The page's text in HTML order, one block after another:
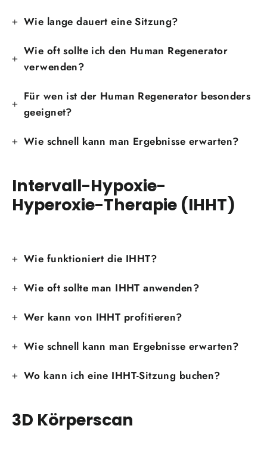
Wie lange dauert eine Sitzung?
Wie oft sollte ich den Human Regenerator
verwenden?
Für wen ist der Human Regenerator besonders
geeignet?
Wie schnell kann man Ergebnisse erwarten?
Intervall-Hypoxie-
Hyperoxie-Therapie (IHHT)
Wie funktioniert die IHHT?
Wie oft sollte man IHHT anwenden?
Wer kann von IHHT profitieren?
Wie schnell kann man Ergebnisse erwarten?
Wo kann ich eine IHHT-Sitzung buchen?
3D Körperscan